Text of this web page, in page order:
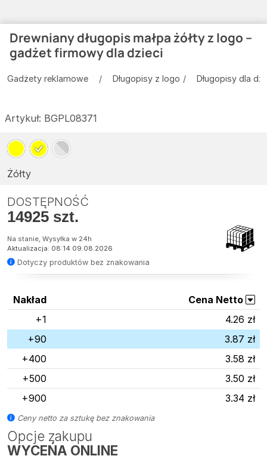
Drewniany długopis małpa żółty z logo –
gadżet firmowy dla dzieci
Gadżety reklamowe Długopisy z logo Długopisy dla
Artykuł: BGPL08371
Żółty
DOSTĘPNOŚĆ
14925 szt.
Na stanie, Wysyłka w 24h
Aktualizacja: 08:14 09.08.2026
Dotyczy produktów bez znakowania
Opcje zakupu
WYCEŃA ONLINE
Nakład
Cena Netto
+1
4.26 zł
+90
3.87 zł
+400
3.58 zł
+500
3.50 zł
+900
3.34 zł
Ceny netto za sztukę bez znakowania